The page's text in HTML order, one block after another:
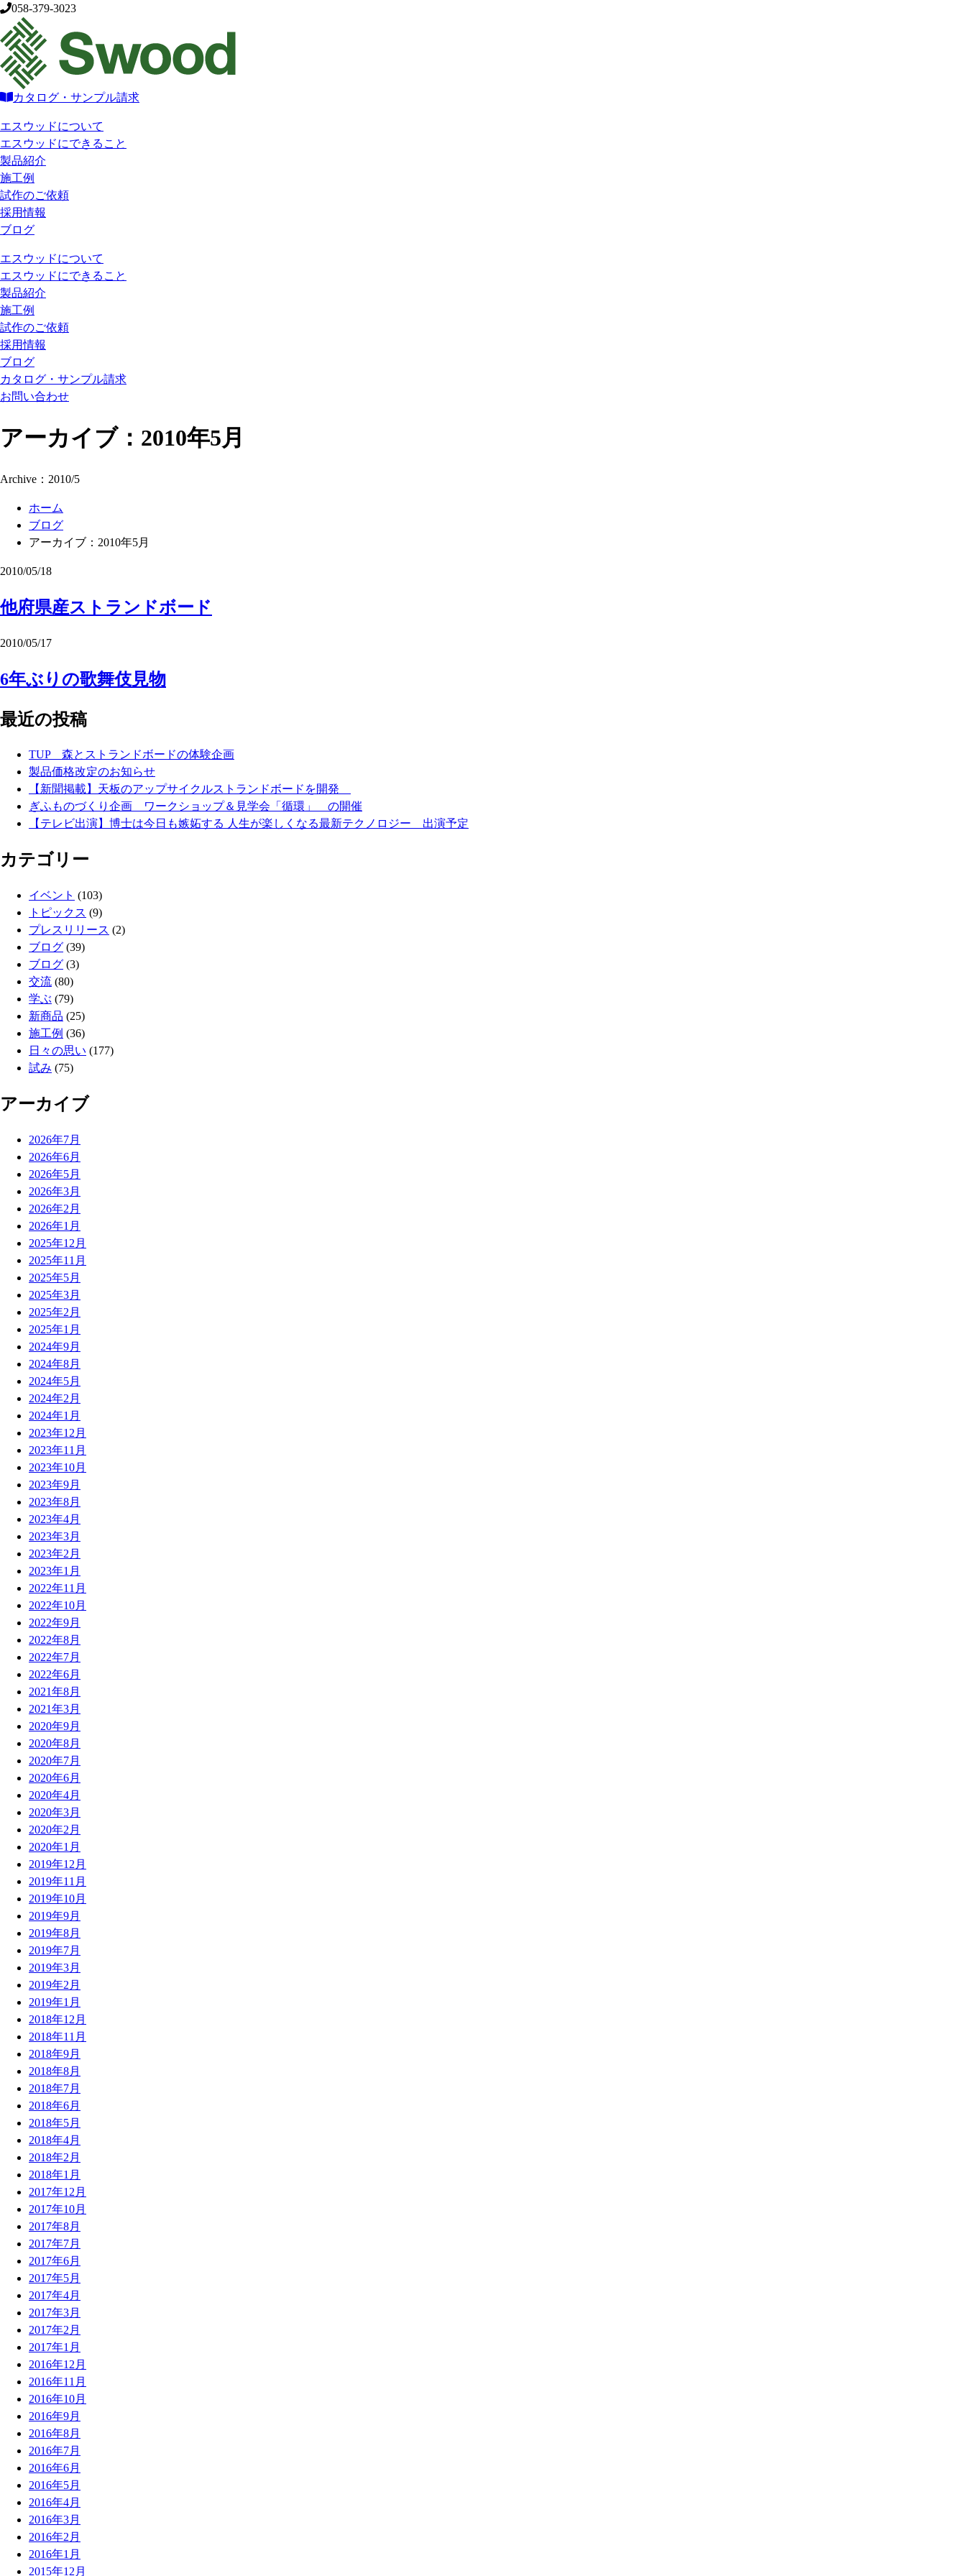
058-379-3023
カタログ・サンプル請求
エスウッドについて
エスウッドにできること
製品紹介
施工例
試作のご依頼
採用情報
ブログ
エスウッドについて
エスウッドにできること
製品紹介
施工例
試作のご依頼
採用情報
ブログ
カタログ・サンプル請求
お問い合わせ
アーカイブ：2010年5月
Archive：2010/5
ホーム
ブログ
アーカイブ：2010年5月
2010/05/18
他府県産ストランドボード
2010/05/17
6年ぶりの歌舞伎見物
最近の投稿
TUP 森とストランドボードの体験企画
製品価格改定のお知らせ
【新聞掲載】天板のアップサイクルストランドボードを開発
ぎふものづくり企画 ワークショップ＆見学会「循環」 の開催
【テレビ出演】博士は今日も嫉妬する 人生が楽しくなる最新テクノロジー 出演予定
カテゴリー
イベント (103)
トピックス (9)
プレスリリース (2)
ブログ (39)
ブログ (3)
交流 (80)
学ぶ (79)
新商品 (25)
施工例 (36)
日々の思い (177)
試み (75)
アーカイブ
2026年7月
2026年6月
2026年5月
2026年3月
2026年2月
2026年1月
2025年12月
2025年11月
2025年5月
2025年3月
2025年2月
2025年1月
2024年9月
2024年8月
2024年5月
2024年2月
2024年1月
2023年12月
2023年11月
2023年10月
2023年9月
2023年8月
2023年4月
2023年3月
2023年2月
2023年1月
2022年11月
2022年10月
2022年9月
2022年8月
2022年7月
2022年6月
2021年8月
2021年3月
2020年9月
2020年8月
2020年7月
2020年6月
2020年4月
2020年3月
2020年2月
2020年1月
2019年12月
2019年11月
2019年10月
2019年9月
2019年8月
2019年7月
2019年3月
2019年2月
2019年1月
2018年12月
2018年11月
2018年9月
2018年8月
2018年7月
2018年6月
2018年5月
2018年4月
2018年2月
2018年1月
2017年12月
2017年10月
2017年8月
2017年7月
2017年6月
2017年5月
2017年4月
2017年3月
2017年2月
2017年1月
2016年12月
2016年11月
2016年10月
2016年9月
2016年8月
2016年7月
2016年6月
2016年5月
2016年4月
2016年3月
2016年2月
2016年1月
2015年12月